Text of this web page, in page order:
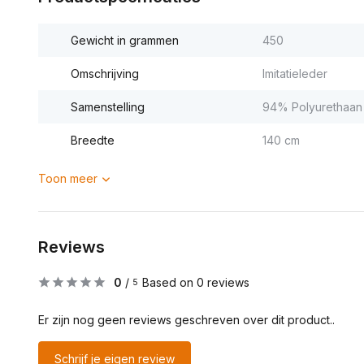
Gewicht in grammen 450
Omschrijving Imitatieleder
Samenstelling 94%
Breedte 140 cm
Toon meer
Reviews
0 / 5 Based on 0 reviews
Er zijn nog geen reviews geschreven over dit product..
Schrijf je eigen review